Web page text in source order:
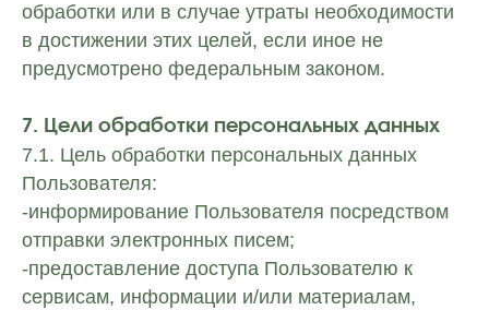
обработки или в случае утраты необходимости
в достижении этих целей, если иное не
предусмотрено федеральным законом.
7. Цели обработки персональных данных
7.1. Цель обработки персональных данных
Пользователя:
-информирование Пользователя посредством
отправки электронных писем;
-предоставление доступа Пользователю к
сервисам, информации и/или материалам,